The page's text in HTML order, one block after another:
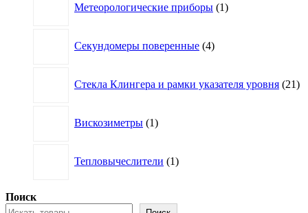
Метеорологические приборы 1товар
Секундомеры поверенные 4товара
Стекла Клингера и рамки указателя уровня 21
Вискозиметры 1товар
Тепловычеслители 1товар
Поиск